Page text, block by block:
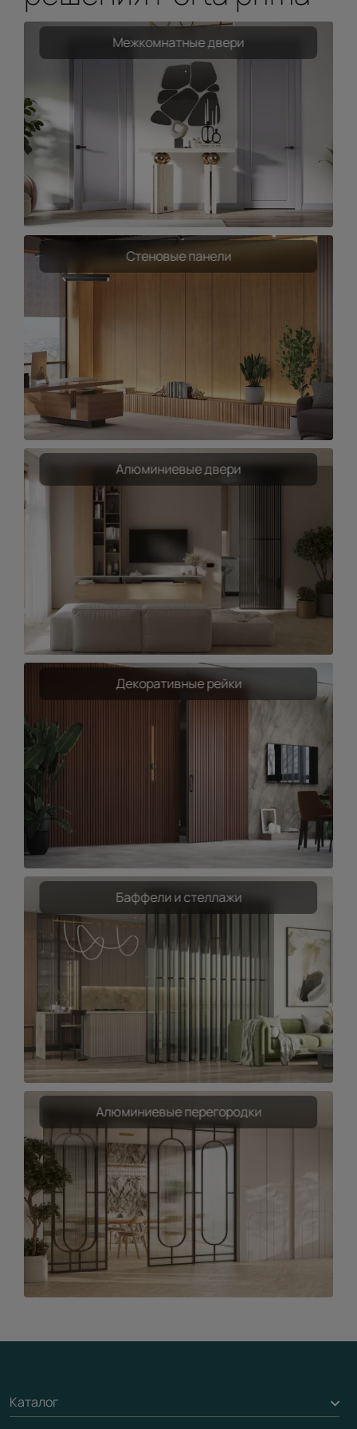
Межкомнатные двери
Стеновые панели
Алюминиевые двери
Декоративные рейки
Баффели и стеллажи
Алюминиевые перегородки
Каталог